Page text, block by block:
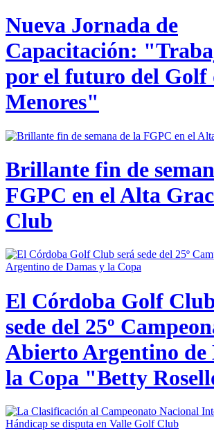
Nueva Jornada de
Capacitación:
por el futuro del Golf
Menores"
Brillante fin de
FGPC en el Alta
Club
El Córdoba Golf
sede del 25º
Abierto Argentino de
la Copa "Betty